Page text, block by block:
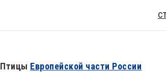
Птицы Европейской части России